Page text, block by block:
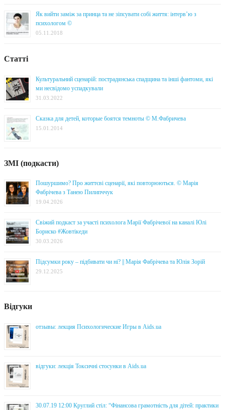
Як вийти заміж за принца та не зіпсувати собі життя: інтерв’ю з
психологом ©
05.11.2018
Статті
Культуральний сценарій: пострадянська спадщина та інші фантоми, які
ми несвідомо успадкували
31.03.2022
Сказка для детей, которые боятся темноты © М.Фабричева
15.01.2014
ЗМІ (подкасти)
Пошуршимо? Про життєві сценарії, які повторюються. © Марія
Фабрічева з Танею Пилипччук
19.04.2026
Свіжий подкаст за участі психолога Марії Фабрічевої на каналі Юлі
Бориско #Жовтікеди
30.03.2026
Підсумки року – підбивати чи ні? || Марія Фабрічева та Юлія Зорій
29.12.2025
Відгуки
отзывы: лекция Психологические Игры в Aids.ua
відгуки: лекція Токсичні стосунки в Aids.ua
30.07.19 12:00 Круглий стіл: “Фінансова грамотність для дітей: практики